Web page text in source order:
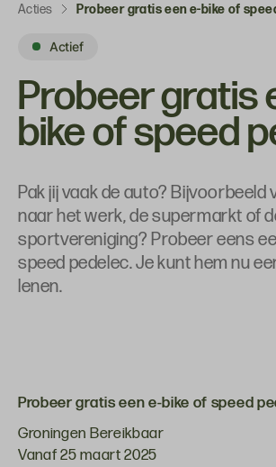
Acties Probeer gratis een e-bike of
Actief
Probeer gratis
bike of speed
Pak jij vaak de auto? Bijvoorbeeld
naar het werk, de supermarkt of
sportvereniging? Probeer eens
speed pedelec. Je kunt hem nu
lenen.
Probeer gratis een e-bike of speed
Groningen Bereikbaar
Vanaf 25 maart 2025